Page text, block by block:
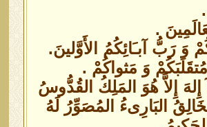
.
وَ رَبُّ آبـَائِكُمُ الأَوَّلينَ.
وَ مَثواكُمْ .
إِلهَ إِلاَّ هُوَ المَلِكُ القُدُّوسُ
البَارِىءُ المُصَوِّرُ لَهُ